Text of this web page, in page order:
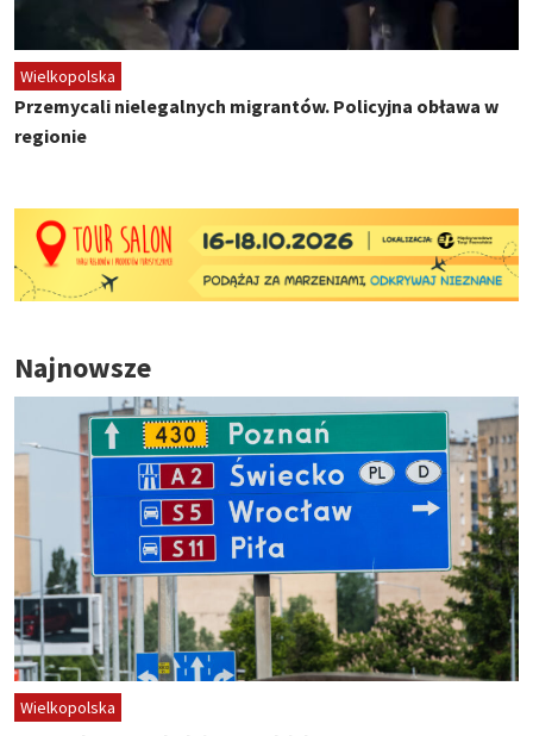
Wielkopolska
Przemycali nielegalnych migrantów. Policyjna obława w
regionie
Najnowsze
Wielkopolska